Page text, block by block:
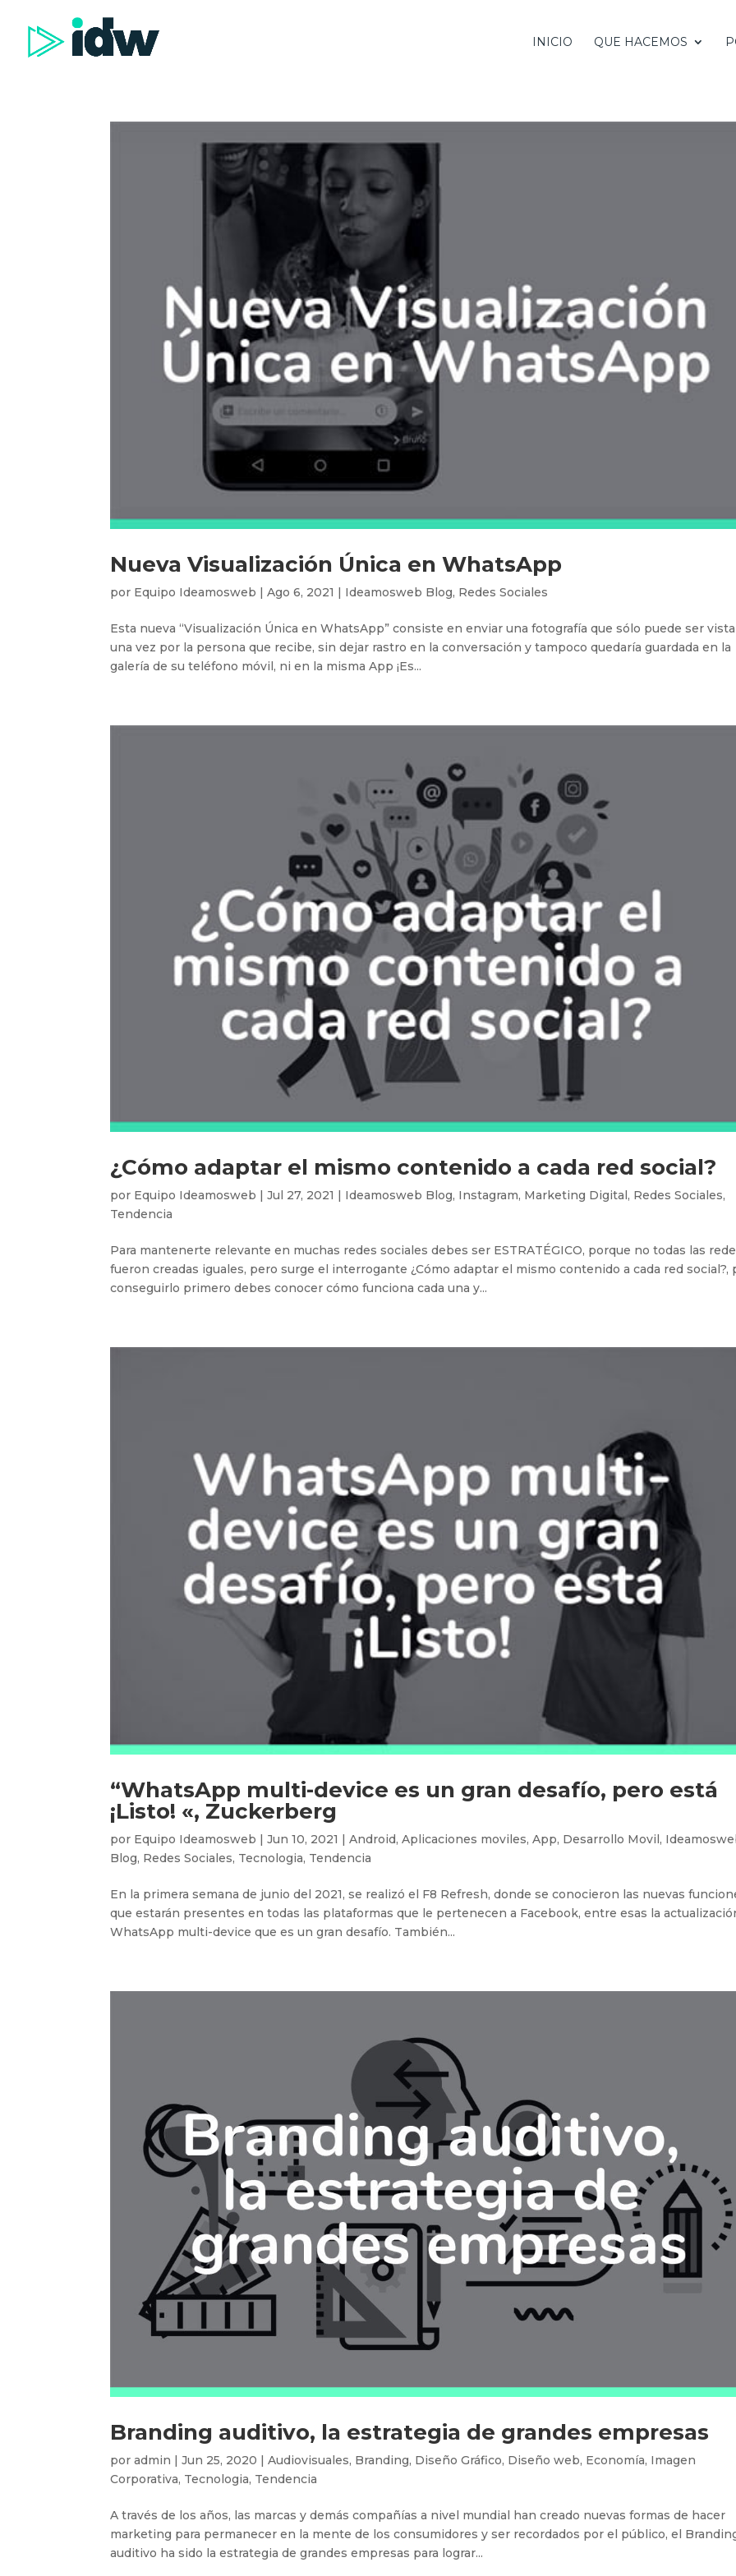
INICIO QUE HACEMOS
Nueva Visualización Única en WhatsApp
por Equipo Ideamosweb |Ago 6, 2021 | Ideamosweb Blog, Redes Sociales
Esta nueva “Visualización Única en WhatsApp” consiste en enviar una fotografía que sólo puede ser vista
una vez por la persona que recibe, sin dejar rastro en la conversación y tampoco quedaría guardada en la
galería de su teléfono móvil, ni en la misma App ¡Es...
¿Cómo adaptar el mismo contenido a cada red social?
por Equipo Ideamosweb |Jul 27, 2021 | Ideamosweb Blog, Instagram, Marketing Digital, Redes Sociales,
Tendencia
Para mantenerte relevante en muchas redes sociales debes ser ESTRATÉGICO, porque no todas las
fueron creadas iguales, pero surge el interrogante ¿Cómo adaptar el mismo contenido a cada red social?,
conseguirlo primero debes conocer cómo funciona cada una y...
“WhatsApp multi-device es un gran desafío, pero está
¡Listo! «, Zuckerberg
por Equipo Ideamosweb |Jun 10, 2021 |Android,Aplicaciones moviles,App, Desarrollo Movil,
Blog, Redes Sociales, Tecnologia, Tendencia
En la primera semana de junio del 2021, se realizó el F8 Refresh, donde se conocieron las nuevas
que estarán presentes en todas las plataformas que le pertenecen a Facebook, entre esas la
WhatsApp multi-device que es un gran desafío. También...
Branding auditivo, la estrategia de grandes empresas
poradmin |Jun 25, 2020 |Audiovisuales, Branding, Diseño Gráfico, Diseño web, Economía, Imagen
Corporativa, Tecnologia, Tendencia
A través de los años, las marcas y demás compañías a nivel mundial han creado nuevas formas de hacer
marketing para permanecer en la mente de los consumidores y ser recordados por el público, el
auditivo ha sido la estrategia de grandes empresas para lograr...